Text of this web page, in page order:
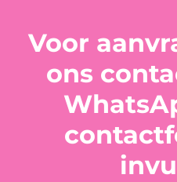
Voor
ons